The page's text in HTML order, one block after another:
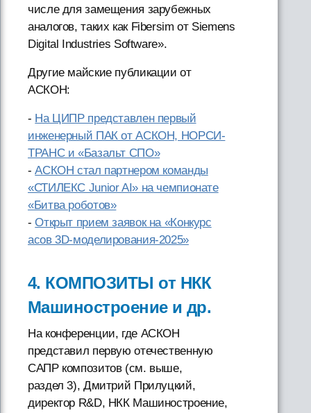
числе для замещения зарубежных
аналогов, таких как Fibersim от Siemens
Digital Industries Software».
Другие майские публикации от
АСКОН:
- На ЦИПР представлен первый
инженерный ПАК от АСКОН, НОРСИ-
ТРАНС и «Базальт СПО»
-АСКОН стал партнером команды
«СТИЛЕКС Junior AI» на чемпионате
«Битва роботов»
-Открыт прием заявок на «Конкурс
асов 3D-моделирования-2025»
4. КОМПОЗИТЫ от НКК
Машиностроение и др.
На конференции, где АСКОН
представил первую отечественную
САПР композитов (см. выше,
раздел 3), Дмитрий Прилуцкий,
директор R&D, НКК Машиностроение,